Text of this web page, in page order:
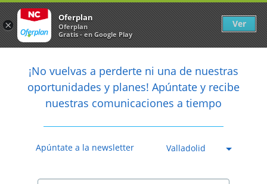

arrow_back Newsletter
¡No vuelvas a perderte ni una de nuestras
oportunidades y planes! Apúntate y recibe
nuestras comunicaciones a tiempo
Apúntate a la newsletter Valladolid
×
Oferplan
Oferplan
Gratis - en Google Play
Ver